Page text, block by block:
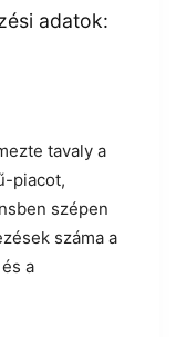
adatok:
tavaly a
piacot,
szépen
száma a
a